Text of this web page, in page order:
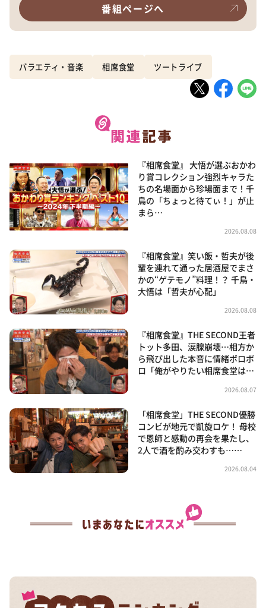
番組ページへ
バラエティ・音楽 相席食堂 ツートライブ
『相席食堂』 大悟が選ぶおかわ
り賞コレクション強烈キャラた
ちの名場面から珍場面まで！千
鳥の「ちょっと待てぃ！」が止
まら…
2026.08.08
『相席食堂』笑い飯・哲夫が後
輩を連れて通った居酒屋でまさ
かの“ゲテモノ”料理！？ 千鳥・
大悟は「哲夫が心配」
2026.08.08
『相席食堂』THE SECOND王者
トット多田、涙腺崩壊…相方か
ら飛び出した本音に情緒ボロボ
ロ「俺がやりたい相席食堂は…
2026.08.07
「相席食堂」THE SECOND優勝
コンビが地元で凱旋ロケ！ 母校
で恩師と感動の再会を果たし、
2人で酒を酌み交わすも……
2026.08.04